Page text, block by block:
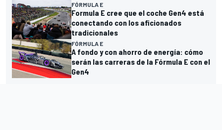
FÓRMULA E
Formula E cree que el coche Gen4 está
conectando con los aficionados
tradicionales
FÓRMULA E
A fondo y con ahorro de energía: cómo
serán las carreras de la Fórmula E con el
Gen4